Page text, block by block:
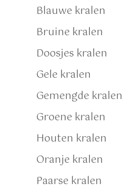
Blauwe kralen
Bruine kralen
Doosjes kralen
Gele kralen
Gemengde kralen
Groene kralen
Houten kralen
Oranje kralen
Paarse kralen